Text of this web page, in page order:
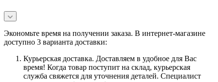
Экономьте время на получении заказа. В интернет-магазине
доступно 3 варианта доставки:
Курьерская доставка. Доставляем в удобное для Вас
время! Когда товар поступит на склад, курьерская
служба свяжется для уточнения деталей. Специалист